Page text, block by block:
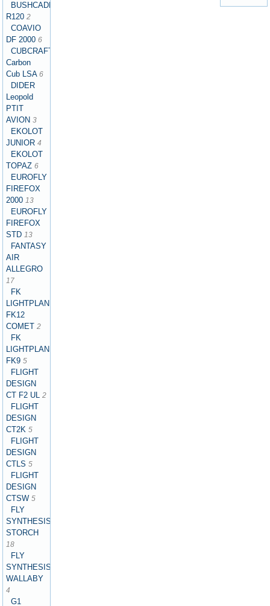
BUSHCADDY
R1202
COAVIO
DF 2000 6
CUBCRAFTERS
Carbon
Cub LSA 6
DIDER
Leopold
PTIT
AVION 3
EKOLOT
JUNIOR 4
EKOLOT
TOPAZ 6
EUROFLY
FIREFOX
2000 13
EUROFLY
FIREFOX
STD 13
FANTASY
AIR
ALLEGRO
17
FK
LIGHTPLANES
FK12
COMET 2
FK
LIGHTPLANES
FK9 5
FLIGHT
DESIGN
CT F2 UL 2
FLIGHT
DESIGN
CT2K 5
FLIGHT
DESIGN
CTLS 5
FLIGHT
DESIGN
CTSW 5
FLY
SYNTHESIS
STORCH
18
FLY
SYNTHESIS
WALLABY
4
G1